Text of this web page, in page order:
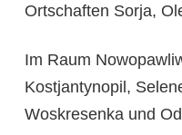
Ortschaften Sorja,
Im Raum
Kostjantynopil,
Woskresenka und